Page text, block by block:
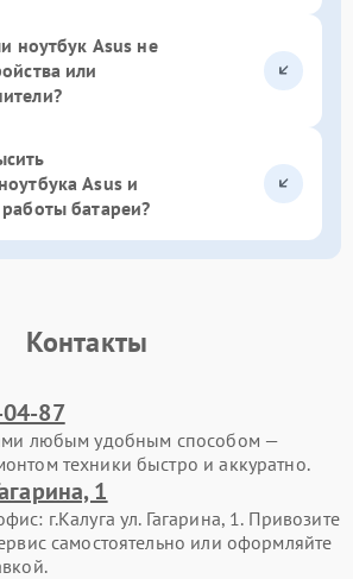
ноутбук Asus не
или
Asus и
батареи?
Контакты
87
любым удобным способом —
техники быстро и аккуратно.
1
г.Калуга ул. Гагарина, 1. Привозите
самостоятельно или оформляйте